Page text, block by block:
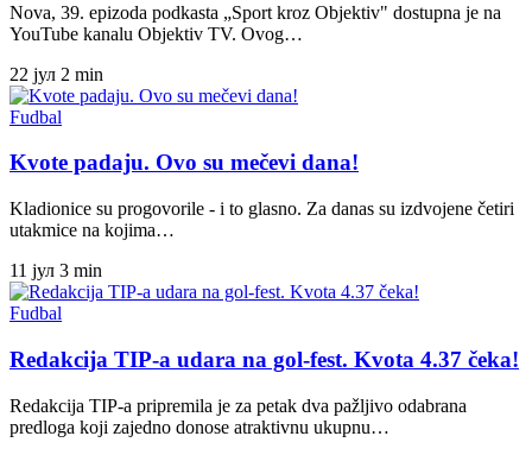
Nova, 39. epizoda podkasta „Sport kroz Objektiv" dostupna je na
YouTube kanalu Objektiv TV. Ovog…
22 јул 2 min
Fudbal
Kvote padaju. Ovo su mečevi dana!
Kladionice su progovorile - i to glasno. Za danas su izdvojene četiri
utakmice na kojima…
11 јул 3 min
Fudbal
Redakcija TIP-a udara na gol-fest. Kvota 4.37 čeka!
Redakcija TIP-a pripremila je za petak dva pažljivo odabrana
predloga koji zajedno donose atraktivnu ukupnu…